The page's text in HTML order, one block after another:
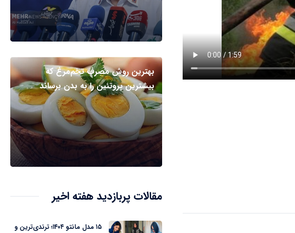
بهترین روش مصرف تخم‌مرغ که
بیشترین پروتئین را به بدن برساند
مقالات پربازدید هفته اخیر
۱۵ مدل مانتو ۱۴۰۴؛ ترندی‌ترین و